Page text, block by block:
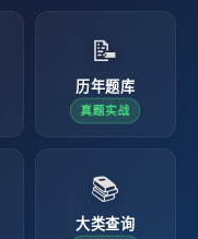
📝
历年题库
真题实战
📚
大类查询